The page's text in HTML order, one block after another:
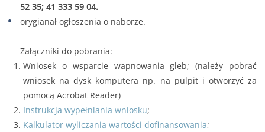
52 35; 41 333 59 04.
orygianał ogłoszenia o naborze.
Załączniki do pobrania:
Wniosek o wsparcie wapnowania gleb; (należy pobrać
wniosek na dysk komputera np. na pulpit i otworzyć za
pomocą Acrobat Reader)
Instrukcja wypełniania wniosku;
Kalkulator wyliczania wartości dofinansowania;